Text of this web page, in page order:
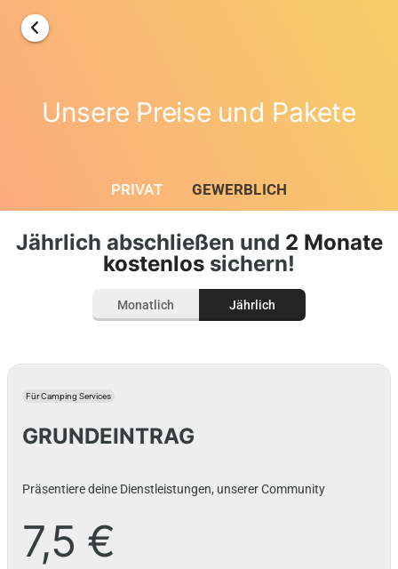
Unsere Preise und Pakete
PRIVAT GEWERBLICH
Jährlich abschließen und 2 Monate
kostenlos sichern!
Monatlich Jährlich
Für Camping Services
GRUNDEINTRAG
Präsentiere deine Dienstleistungen, unserer Community
7,5 €